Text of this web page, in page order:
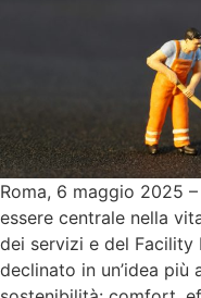
Roma, 6 maggio 2025
essere centrale nella
dei servizi e del Facility
declinato in un’idea più